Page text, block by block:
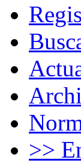
>>